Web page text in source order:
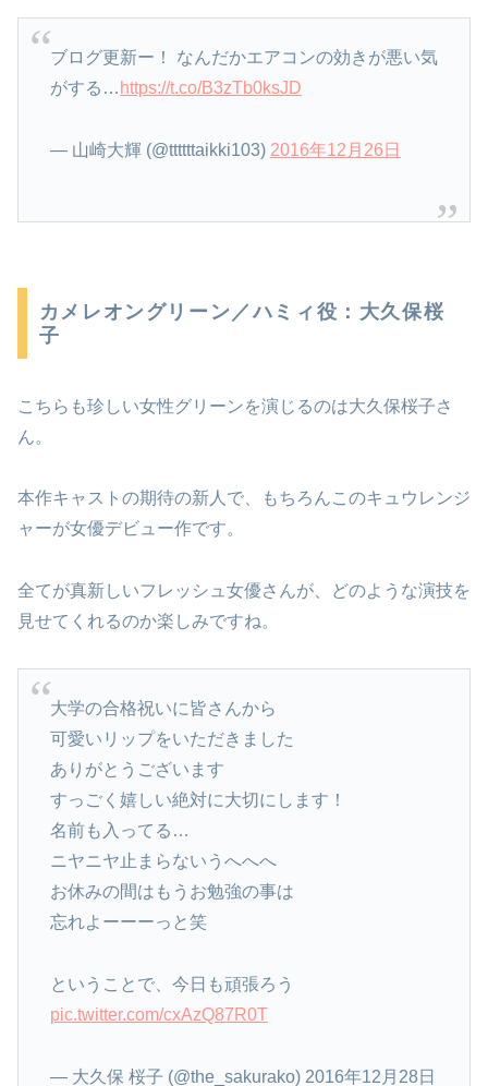
ブログ更新ー！ なんだかエアコンの効きが悪い気
がする… https://t.co/B3zTb0ksJD
— 山崎大輝 (@ttttttaikki103) 2016年12月26日
カメレオングリーン／ハミィ役：大久保桜
子
こちらも珍しい女性グリーンを演じるのは大久保桜子さ
ん。
本作キャストの期待の新人で、もちろんこのキュウレンジ
ャーが女優デビュー作です。
全てが真新しいフレッシュ女優さんが、どのような演技を
見せてくれるのか楽しみですね。
大学の合格祝いに皆さんから
可愛いリップをいただきました
ありがとうございます
すっごく嬉しい絶対に大切にします！
名前も入ってる…
ニヤニヤ止まらないうへへへ
お休みの間はもうお勉強の事は
忘れよーーーっと笑
ということで、今日も頑張ろう
pic.twitter.com/cxAzQ87R0T
— 大久保 桜子 (@the_sakurako) 2016年12月28日